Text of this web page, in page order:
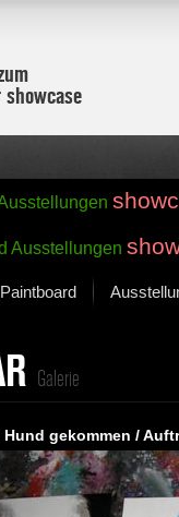
Ausstellungen
im Fokus
Werke
– Auswahl
Werke
Paintboard
Galerie
gekommen /